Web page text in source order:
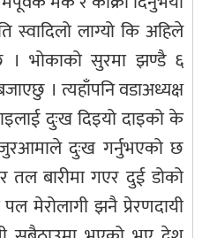
स्वादिलो लाग्यो कि अहिले
। भोकाको सुरमा झण्डै ६
। त्यहाँपनि वडाअध्यक्ष
दुःख दिइयो दाइको के
दुःख गर्नुभएको छ
बारीमा गएर दुई डोको
मेरोलागी झनै प्रेरणदायी